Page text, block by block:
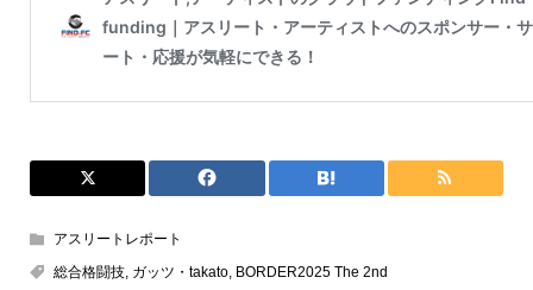
アスリートレポート
総合格闘技, ガッツ・takato, BORDER2025 The 2nd